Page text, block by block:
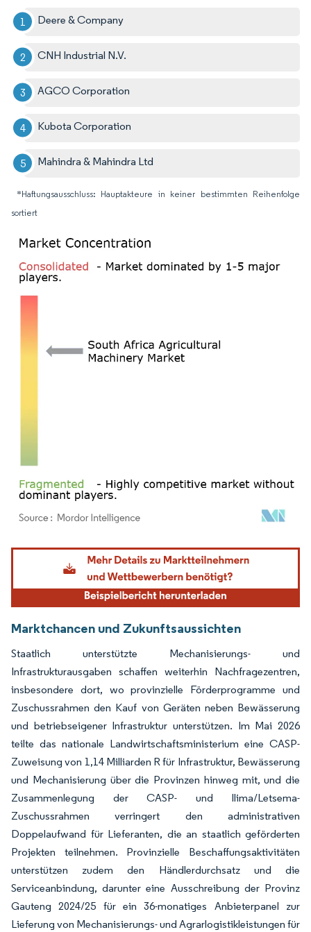
Deere & Company
CNH Industrial N.V.
AGCO Corporation
Kubota Corporation
Mahindra & Mahindra Ltd
*Haftungsausschluss: Hauptakteure in keiner bestimmten Reihenfolge
sortiert
Bild © Mordor Intelligence. Wiederverwendung erfordert Namensnennung gemäß
Marktchancen und Zukunftsaussichten
Staatlich unterstützte Mechanisierungs- und
Infrastrukturausgaben schaffen weiterhin Nachfragezentren,
insbesondere dort, wo provinzielle Förderprogramme und
Zuschussrahmen den Kauf von Geräten neben Bewässerung
und betriebseigener Infrastruktur unterstützen. Im Mai 2026
teilte das nationale Landwirtschaftsministerium eine CASP-
Zuweisung von 1,14 Milliarden R für Infrastruktur, Bewässerung
und Mechanisierung über die Provinzen hinweg mit, und die
Zusammenlegung der CASP- und Ilima/Letsema-
Zuschussrahmen verringert den administrativen
Doppelaufwand für Lieferanten, die an staatlich geförderten
Projekten teilnehmen. Provinzielle Beschaffungsaktivitäten
unterstützen zudem den Händlerdurchsatz und die
Serviceanbindung, darunter eine Ausschreibung der Provinz
Gauteng 2024/25 für ein 36-monatiges Anbieterpanel zur
Lieferung von Mechanisierungs- und Agrarlogistikleistungen für